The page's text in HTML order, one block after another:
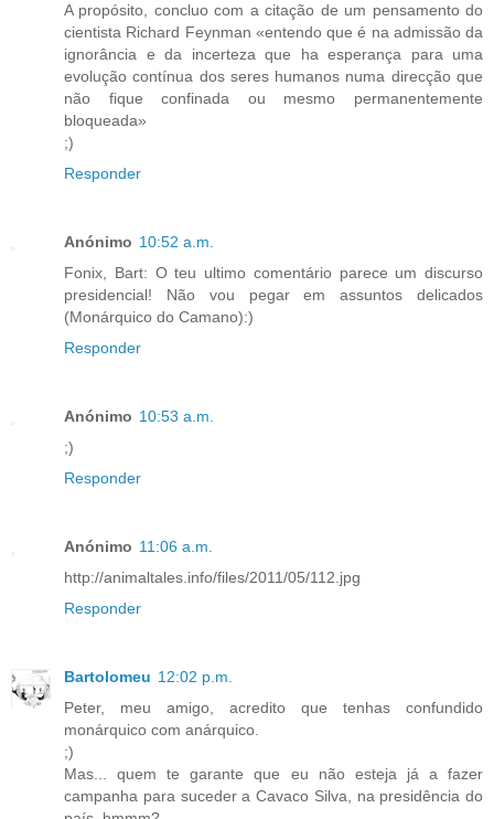
A propósito, concluo com a citação de um pensamento do
cientista Richard Feynman «entendo que é na admissão da
ignorância e da incerteza que ha esperança para uma
evolução contínua dos seres humanos numa direcção que
não fique confinada ou mesmo permanentemente
bloqueada»
;)
Responder
Anónimo 10:52 a.m.
Fonix, Bart: O teu ultimo comentário parece um discurso
presidencial! Não vou pegar em assuntos delicados
(Monárquico do Camano):)
Responder
Anónimo 10:53 a.m.
;)
Responder
Anónimo 11:06 a.m.
http://animaltales.info/files/2011/05/112.jpg
Responder
Bartolomeu 12:02 p.m.
Peter, meu amigo, acredito que tenhas confundido
monárquico com anárquico.
;)
Mas... quem te garante que eu não esteja já a fazer
campanha para suceder a Cavaco Silva, na presidência do